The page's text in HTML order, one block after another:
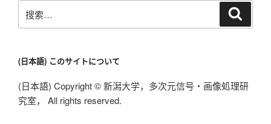
搜
索：
(日本語) このサイトについて
(日本語) Copyright © 新潟大学，多次元信号・画像処理研
究室， All rights reserved.